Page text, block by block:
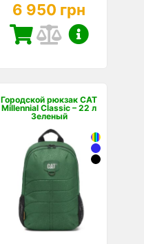
6 950 грн
Городской рюкзак CAT
Millennial Classic – 22 л
Зеленый